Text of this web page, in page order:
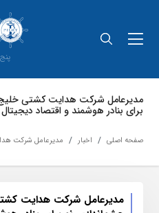
پنج‌شنبه, 15
مدیرعامل شرکت هدایت کشتی
برای بنادر هوشمند و اقتصاد دیجیتال
صفحه اصلی اخبار مدیرعامل شرکت
مدیرعامل شرکت هدایت